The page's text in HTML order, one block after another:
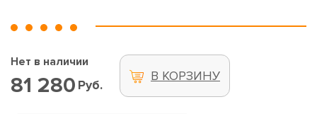
Нет в наличии
81 280 Руб.
В КОРЗИНУ